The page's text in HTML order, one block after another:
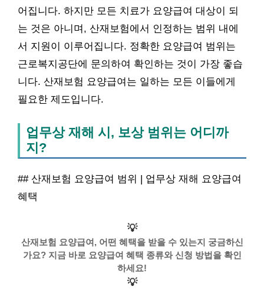
어집니다. 하지만 모든 치료가 요양급여 대상이 되
는 것은 아니며, 산재보험에서 인정하는 범위 내에
서 지원이 이루어집니다. 정확한 요양급여 범위는
근로복지공단에 문의하여 확인하는 것이 가장 좋습
니다. 산재보험 요양급여는 일하는 모든 이들에게
필요한 제도입니다.
업무상 재해 시, 보상 범위는 어디까
지?
## 산재보험 요양급여 범위 | 업무상 재해 요양급여
혜택
💡
산재보험 요양급여, 어떤 혜택을 받을 수 있는지 궁금하신
가요? 지금 바로 요양급여 혜택 종류와 신청 방법을 확인
하세요!
💡